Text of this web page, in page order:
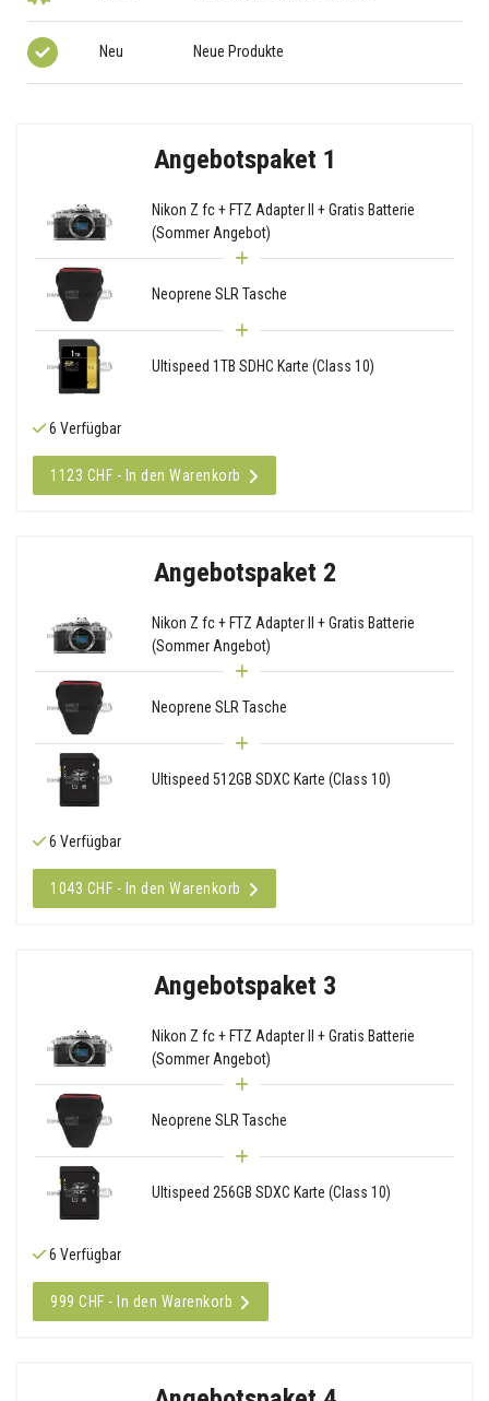
Neu Neue Produkte
Angebotspaket 1
Nikon Z fc + FTZ Adapter II + Gratis Batterie
(Sommer Angebot)
Neoprene SLR Tasche
Ultispeed 1TB SDHC Karte (Class 10)
6 Verfügbar
1123 CHF - In den Warenkorb
Angebotspaket 2
Nikon Z fc + FTZ Adapter II + Gratis Batterie
(Sommer Angebot)
Neoprene SLR Tasche
Ultispeed 512GB SDXC Karte (Class 10)
6 Verfügbar
1043 CHF - In den Warenkorb
Angebotspaket 3
Nikon Z fc + FTZ Adapter II + Gratis Batterie
(Sommer Angebot)
Neoprene SLR Tasche
Ultispeed 256GB SDXC Karte (Class 10)
6 Verfügbar
999 CHF - In den Warenkorb